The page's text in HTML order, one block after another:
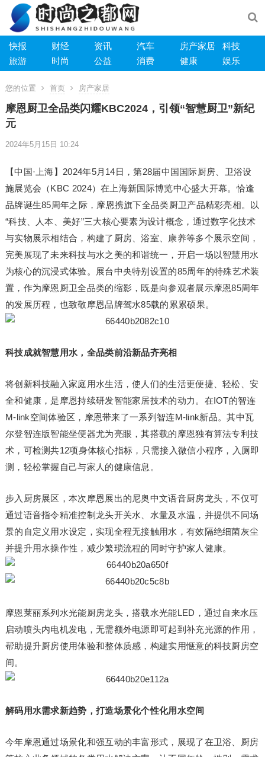
快报 财经 资讯 汽车 房产家居
科技
旅游
时尚 公益 消费 健康 娱乐
您的位置 首页 房产家居
摩恩厨卫全品类闪耀KBC2024，引领“智慧厨卫”新纪
元
2024年5月15日 10:24
【中国·上海】2024年5月14日，第28届中国国际厨房、卫浴设
施展览会（KBC 2024）在上海新国际博览中心盛大开幕。恰逢
品牌诞生85周年之际，摩恩携旗下全品类厨卫产品精彩亮相。以
“科技、人本、美好”三大核心要素为设计概念，通过数字化技术
与实物展示相结合，构建了厨房、浴室、康养等多个展示空间，
完美展现了未来科技与水之美的和谐统一，开启一场以智慧用水
为核心的沉浸式体验。展台中央特别设置的85周年的特殊艺术装
置，作为摩恩厨卫全品类的缩影，既是向参观者展示摩恩85周年
的发展历程，也致敬摩恩品牌驾水85载的累累硕果。
科技成就智慧用水，全品类前沿新品齐亮相
将创新科技融入家庭用水生活，使人们的生活更便捷、轻松、安
全和健康，是摩恩持续研发智能家居技术的动力。在IOT的智连
M-link空间体验区，摩恩带来了一系列智连M-link新品。其中瓦
尔登智连版智能坐便器尤为亮眼，其搭载的摩恩独有算法专利技
术，可检测共12项身体核心指标，只需接入微信小程序，入厕即
测，轻松掌握自己与家人的健康信息。
步入厨房展区，本次摩恩展出的尼奥中文语音厨房龙头，不仅可
通过语音指令精准控制龙头开关水、水量及水温，并提供不同场
景的自定义用水设定，实现全程无接触用水，有效隔绝细菌灰尘
并提升用水操作性，减少繁琐流程的同时守护家人健康。
摩恩莱丽系列水光能厨房龙头，搭载水光能LED，通过自来水压
启动喷头内电机发电，无需额外电源即可起到补充光源的作用，
帮助提升厨房使用体验和整体质感，构建实用惬意的科技厨房空
间。
解码用水需求新趋势，打造场景化个性化用水空间
今年摩恩通过场景化和强互动的丰富形式，展现了在卫浴、厨房